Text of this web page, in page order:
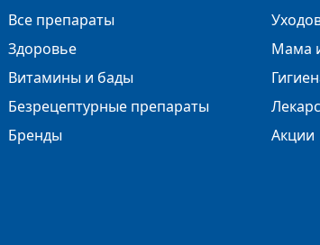
Все препараты
Здоровье
Витамины и бады
Безрецептурные препараты
Бренды
Мама
Акции